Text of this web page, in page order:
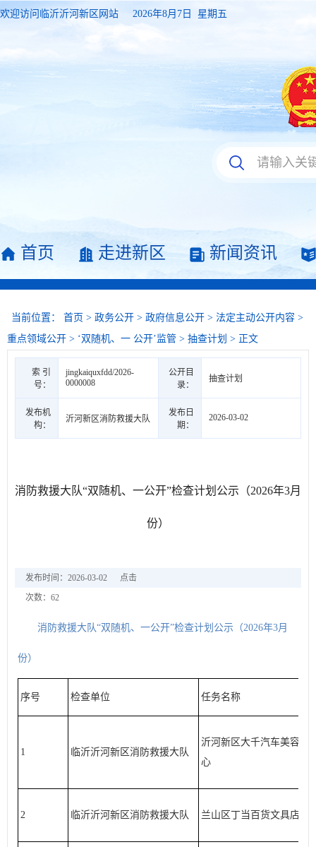
欢迎访问临沂沂河新区网站 2026年8月7日 星期五
首页 走进新区 新闻资讯
当前位置： 首页 > 政务公开 > 政府信息公开 > 法定主动公开内容 >
重点领域公开 > ‘双随机、一 公开’监管 > 抽查计划 > 正文
索 引
号：
jingkaiquxfdd/2026-
0000008
公开目
录：
抽查计划
发布机
构：
沂河新区消防救援大队
发布日
期：
2026-03-02
消防救援大队“双随机、一公开”检查计划公示（2026年3月
份）
发布时间：2026-03-02
点击
次数： 62
消防救援大队“双随机、一公开”检查计划公示（2026年3月
份）
序号 检查单位 任务名称
1 临沂沂河新区消防救援大队
沂河新区大千汽车美容中
心
2 临沂沂河新区消防救援大队 兰山区丁当百货文具店